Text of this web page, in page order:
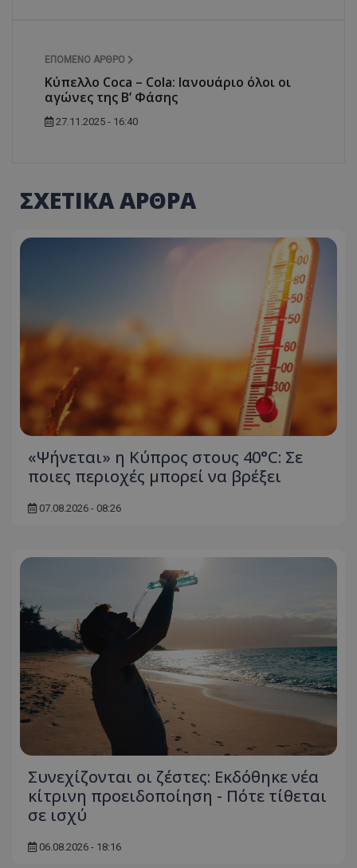
ΕΠΌΜΕΝΟ ΆΡΘΡΟ
Κύπελλο Coca – Cola: Ιανουάριο όλοι οι
αγώνες της Β’ Φάσης
27.11.2025 - 16:40
ΣΧΕΤΙΚΑ ΑΡΘΡΑ
«Ψήνεται» η Κύπρος στους 40°C: Σε
ποιες περιοχές μπορεί να βρέξει
07.08.2026 - 08:26
Συνεχίζονται οι ζέστες: Εκδόθηκε νέα
κίτρινη προειδοποίηση - Πότε τίθεται
σε ισχύ
06.08.2026 - 18:16